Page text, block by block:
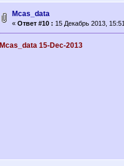
Mcas_data
«Ответ #10 : 15 Декабрь 2013,
Mcas_data 15-Dec-2013